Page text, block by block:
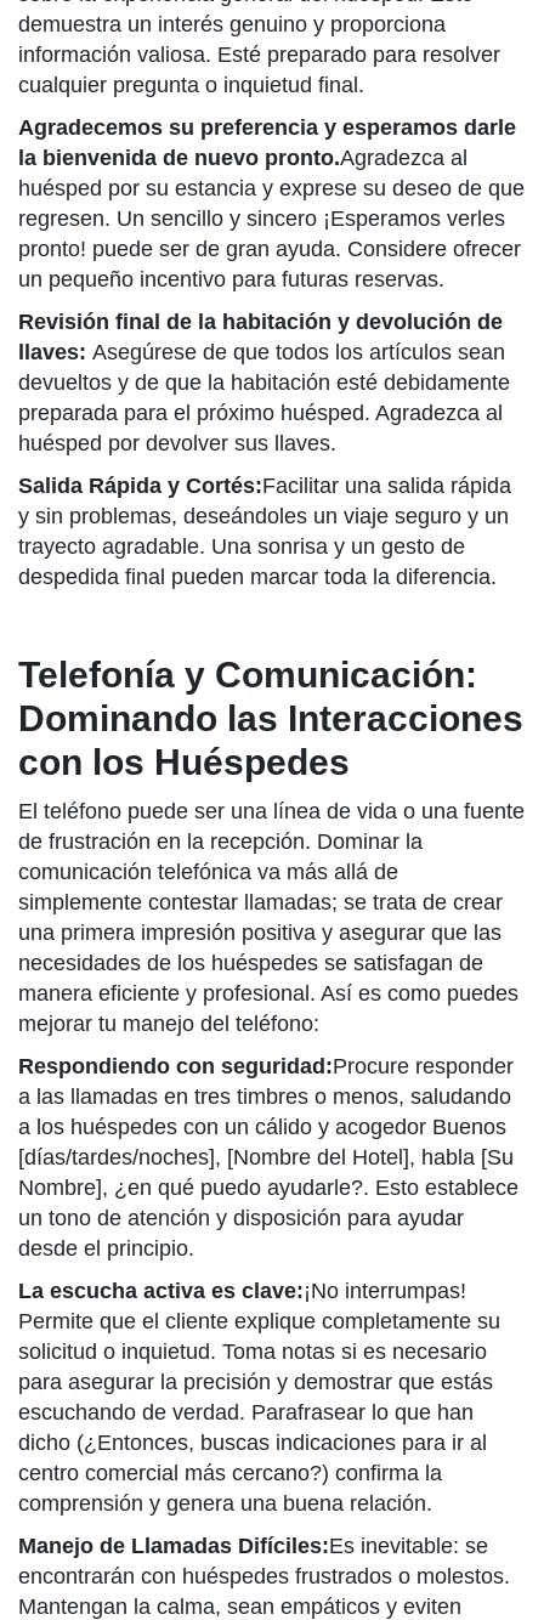
demuestra un interés genuino y proporciona
información valiosa. Esté preparado para resolver
cualquier pregunta o inquietud final.
Agradecemos su preferencia y esperamos darle
la bienvenida de nuevo pronto.Agradezca al
huésped por su estancia y exprese su deseo de que
regresen. Un sencillo y sincero ¡Esperamos verles
pronto! puede ser de gran ayuda. Considere ofrecer
un pequeño incentivo para futuras reservas.
Revisión final de la habitación y devolución de
llaves: Asegúrese de que todos los artículos sean
devueltos y de que la habitación esté debidamente
preparada para el próximo huésped. Agradezca al
huésped por devolver sus llaves.
Salida Rápida y Cortés:Facilitar una salida rápida
y sin problemas, deseándoles un viaje seguro y un
trayecto agradable. Una sonrisa y un gesto de
despedida final pueden marcar toda la diferencia.
Telefonía y Comunicación:
Dominando las Interacciones
con los Huéspedes
El teléfono puede ser una línea de vida o una fuente
de frustración en la recepción. Dominar la
comunicación telefónica va más allá de
simplemente contestar llamadas; se trata de crear
una primera impresión positiva y asegurar que las
necesidades de los huéspedes se satisfagan de
manera eficiente y profesional. Así es como puedes
mejorar tu manejo del teléfono:
Respondiendo con seguridad:Procure responder
a las llamadas en tres timbres o menos, saludando
a los huéspedes con un cálido y acogedor Buenos
[días/tardes/noches], [Nombre del Hotel], habla [Su
Nombre], ¿en qué puedo ayudarle?. Esto establece
un tono de atención y disposición para ayudar
desde el principio.
La escucha activa es clave:¡No interrumpas!
Permite que el cliente explique completamente su
solicitud o inquietud. Toma notas si es necesario
para asegurar la precisión y demostrar que estás
escuchando de verdad. Parafrasear lo que han
dicho (¿Entonces, buscas indicaciones para ir al
centro comercial más cercano?) confirma la
comprensión y genera una buena relación.
Manejo de Llamadas Difíciles:Es inevitable: se
encontrarán con huéspedes frustrados o molestos.
Mantengan la calma, sean empáticos y eviten